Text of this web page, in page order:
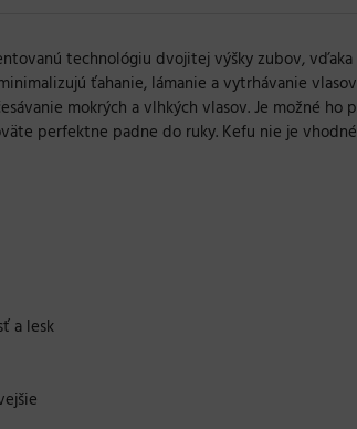
technológiu dvojitej výšky zubov,
ťahanie, lámanie a vytrhávanie
mokrých a vlhkých vlasov. Je možné
perfektne padne do ruky. Kefu nie je
a lesk